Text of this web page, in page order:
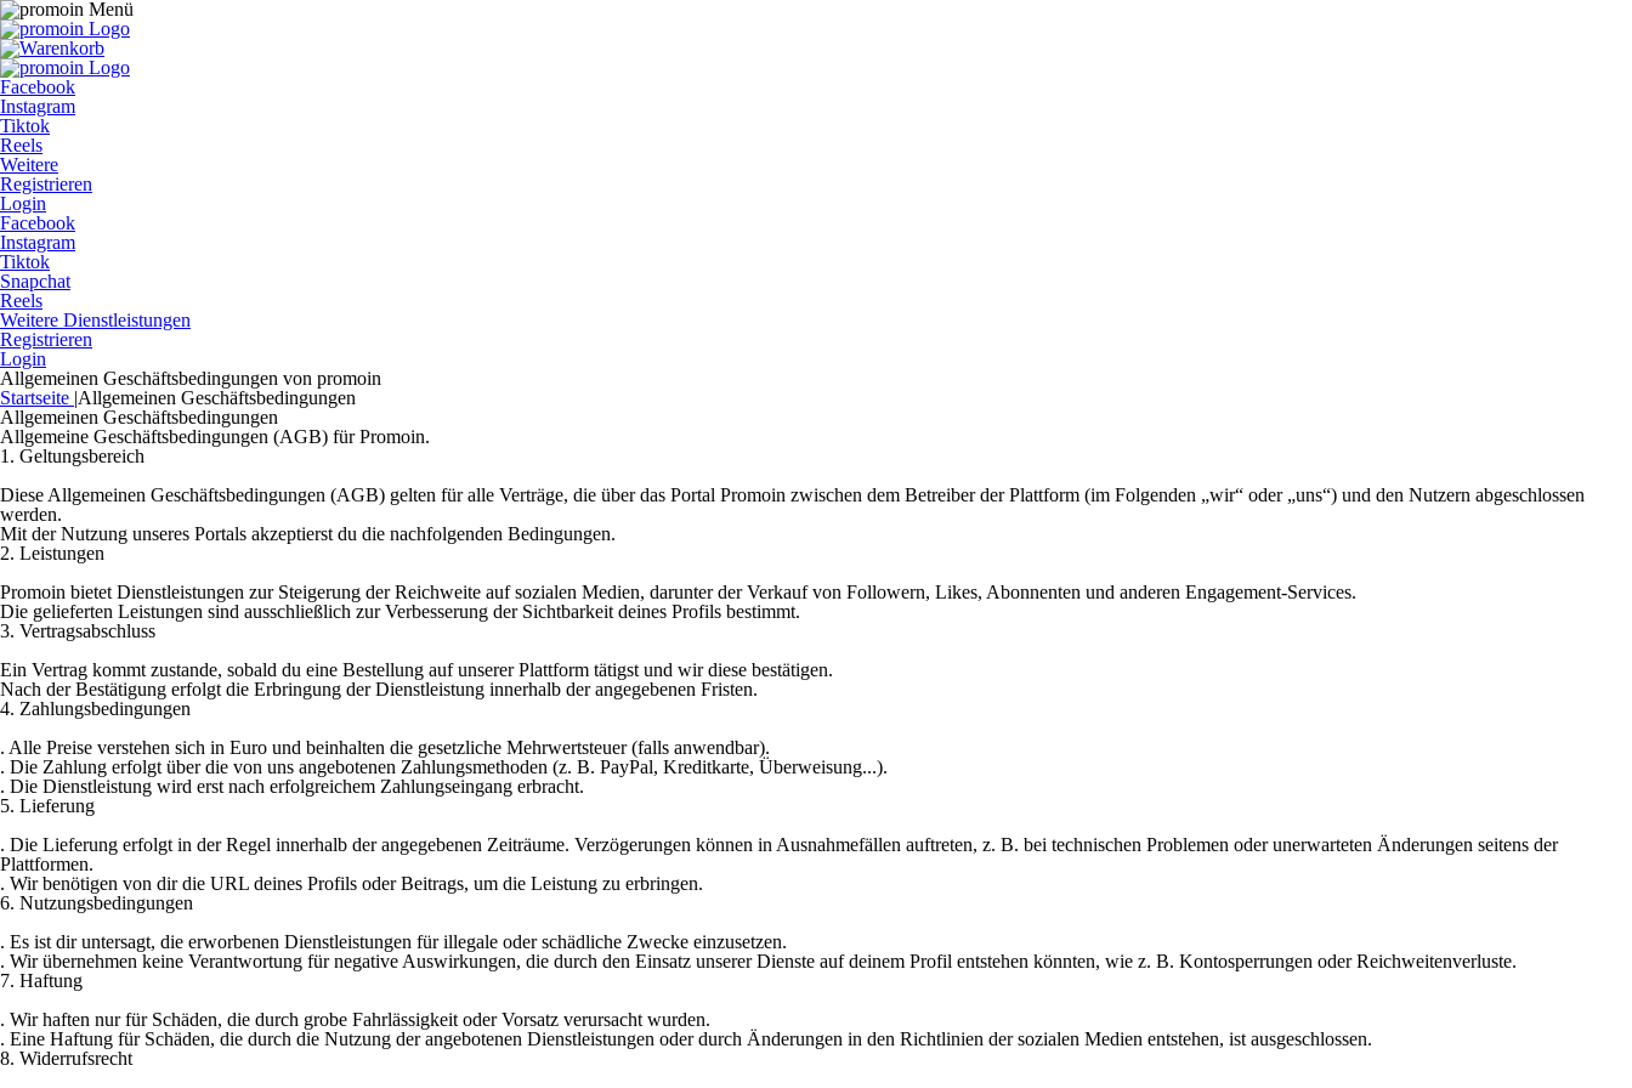
Facebook
Instagram
Tiktok
Reels
Weitere
Registrieren
Login
Facebook
Instagram
Tiktok
Snapchat
Reels
Weitere Dienstleistungen
Registrieren
Login
Allgemeinen Geschäftsbedingungen von promoin
Startseite |Allgemeinen Geschäftsbedingungen
Allgemeinen Geschäftsbedingungen
Allgemeine Geschäftsbedingungen (AGB) für Promoin.
1. Geltungsbereich
Diese Allgemeinen Geschäftsbedingungen (AGB) gelten für alle Verträge, die über das Portal Promoin zwischen dem Betreiber der Plattform (im Folgenden „wir“ oder „uns“) und den Nutzern abgeschlossen
werden.
Mit der Nutzung unseres Portals akzeptierst du die nachfolgenden Bedingungen.
2. Leistungen
Promoin bietet Dienstleistungen zur Steigerung der Reichweite auf sozialen Medien, darunter der Verkauf von Followern, Likes, Abonnenten und anderen Engagement-Services.
Die gelieferten Leistungen sind ausschließlich zur Verbesserung der Sichtbarkeit deines Profils bestimmt.
3. Vertragsabschluss
Ein Vertrag kommt zustande, sobald du eine Bestellung auf unserer Plattform tätigst und wir diese bestätigen.
Nach der Bestätigung erfolgt die Erbringung der Dienstleistung innerhalb der angegebenen Fristen.
4. Zahlungsbedingungen
. Alle Preise verstehen sich in Euro und beinhalten die gesetzliche Mehrwertsteuer (falls anwendbar).
. Die Zahlung erfolgt über die von uns angebotenen Zahlungsmethoden (z. B. PayPal, Kreditkarte, Überweisung...).
. Die Dienstleistung wird erst nach erfolgreichem Zahlungseingang erbracht.
5. Lieferung
. Die Lieferung erfolgt in der Regel innerhalb der angegebenen Zeiträume. Verzögerungen können in Ausnahmefällen auftreten, z. B. bei technischen Problemen oder unerwarteten Änderungen seitens der
Plattformen.
. Wir benötigen von dir die URL deines Profils oder Beitrags, um die Leistung zu erbringen.
6. Nutzungsbedingungen
. Es ist dir untersagt, die erworbenen Dienstleistungen für illegale oder schädliche Zwecke einzusetzen.
. Wir übernehmen keine Verantwortung für negative Auswirkungen, die durch den Einsatz unserer Dienste auf deinem Profil entstehen könnten, wie z. B. Kontosperrungen oder Reichweitenverluste.
7. Haftung
. Wir haften nur für Schäden, die durch grobe Fahrlässigkeit oder Vorsatz verursacht wurden.
. Eine Haftung für Schäden, die durch die Nutzung der angebotenen Dienstleistungen oder durch Änderungen in den Richtlinien der sozialen Medien entstehen, ist ausgeschlossen.
8. Widerrufsrecht